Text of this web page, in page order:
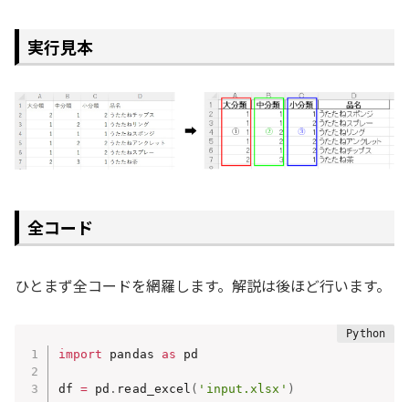
実行見本
全コード
ひとまず全コードを網羅します。解説は後ほど行います。
import pandas as pd
df = pd . read_excel ( 'input.xlsx' )